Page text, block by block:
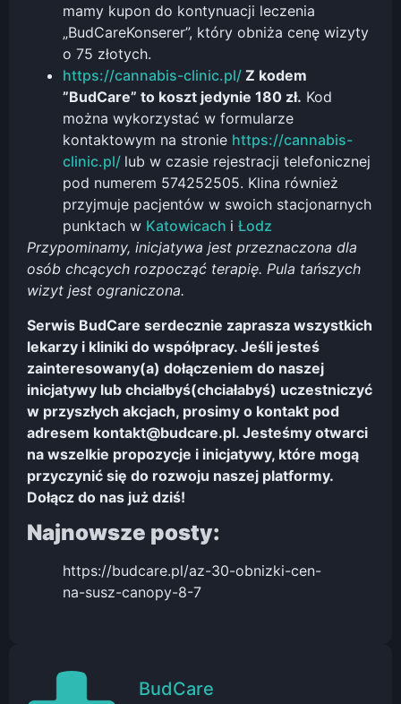
mamy kupon do kontynuacji leczenia
„BudCareKonserer”, który obniża cenę wizyty
o 75 złotych.
https://cannabis-clinic.pl/ Z kodem
”BudCare” to koszt jedynie 180 zł. Kod
można wykorzystać w formularze
kontaktowym na stronie https://cannabis-
clinic.pl/ lub w czasie rejestracji telefonicznej
pod numerem 574252505. Klina również
przyjmuje pacjentów w swoich stacjonarnych
punktach w Katowicach i Łodz
Przypominamy, inicjatywa jest przeznaczona dla
osób chcących rozpocząć terapię. Pula tańszych
wizyt jest ograniczona.
Serwis BudCare serdecznie zaprasza wszystkich
lekarzy i kliniki do współpracy. Jeśli jesteś
zainteresowany(a) dołączeniem do naszej
inicjatywy lub chciałbyś(chciałabyś) uczestniczyć
w przyszłych akcjach, prosimy o kontakt pod
adresem kontakt@budcare.pl. Jesteśmy otwarci
na wszelkie propozycje i inicjatywy, które mogą
przyczynić się do rozwoju naszej platformy.
Dołącz do nas już dziś!
Najnowsze posty:
https://budcare.pl/az-30-obnizki-cen-
na-susz-canopy-8-7
BudCare